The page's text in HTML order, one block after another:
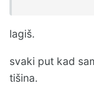
Altec
Sonido
lagiš.
svaki put kad
tišina.